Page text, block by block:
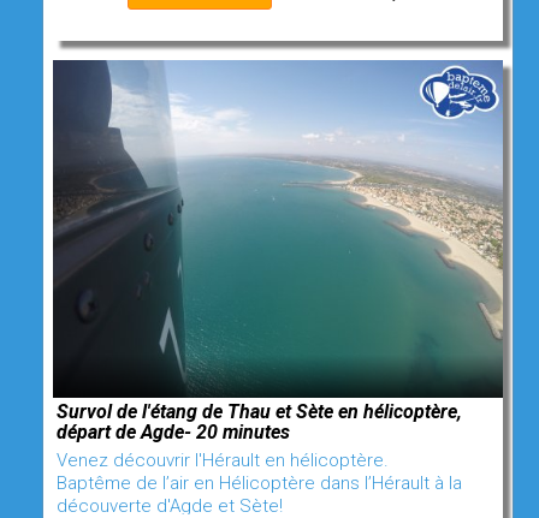
Survol de l'étang de Thau et Sète en hélicoptère,
départ de Agde- 20 minutes
Venez découvrir l'Hérault en hélicoptère.
Baptême de l’air en Hélicoptère dans l’Hérault à la
découverte d'Agde et Sète!